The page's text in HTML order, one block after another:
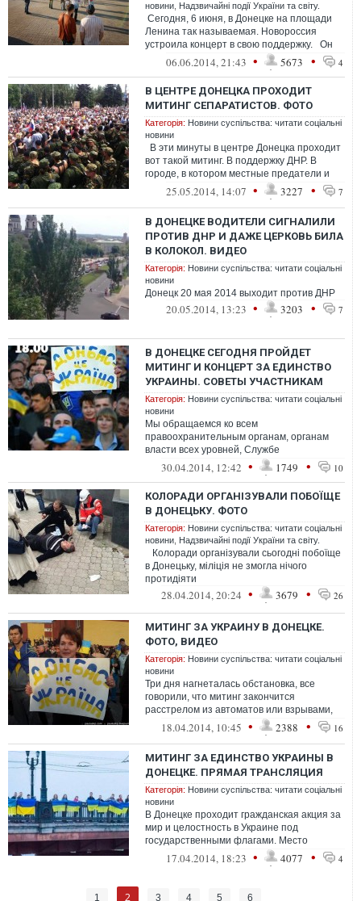
новини Надзвичайні події України та світу.
Сегодня, 6 июня, в Донецке на площади
Ленина так называемая. Новороссия
устроила концерт в свою поддержку. Он
вызвал небывалый ажиотаж
06.06.2014, 21:43 • 5673 • 4
В ЦЕНТРЕ ДОНЕЦКА ПРОХОДИТ
МИТИНГ СЕПАРАТИСТОВ. ФОТО
Категорія: Новини суспільства: читати соціальні
новини
В эти минуты в центре Донецка проходит
вот такой митинг. В поддержку ДНР. В
городе, в котором местные предатели и
жулики от власти лишили люде...
25.05.2014, 14:07 • 3227 • 7
В ДОНЕЦКЕ ВОДИТЕЛИ СИГНАЛИЛИ
ПРОТИВ ДНР И ДАЖЕ ЦЕРКОВЬ БИЛА
В КОЛОКОЛ. ВИДЕО
Категорія: Новини суспільства: читати соціальні
новини
Донецк 20 мая 2014 выходит против ДНР
20.05.2014, 13:23 • 3203 • 7
В ДОНЕЦКЕ СЕГОДНЯ ПРОЙДЕТ
МИТИНГ И КОНЦЕРТ ЗА ЕДИНСТВО
УКРАИНЫ. СОВЕТЫ УЧАСТНИКАМ
Категорія: Новини суспільства: читати соціальні
новини
Мы обращаемся ко всем
правоохранительным органам, органам
власти всех уровней, Службе
безопасности Украины с просьбой
защитить мирное собрание 30 апре...
30.04.2014, 12:42 • 1749 • 10
КОЛОРАДИ ОРГАНІЗУВАЛИ ПОБОЇЩЕ
В ДОНЕЦЬКУ. ФОТО
Категорія: Новини суспільства: читати соціальні
новини Надзвичайні події України та світу.
Колоради організували сьогодні побоїще
в Донецьку, міліція не змогла нічого
протидіяти
28.04.2014, 20:24 • 3679 • 26
МИТИНГ ЗА УКРАИНУ В ДОНЕЦКЕ.
ФОТО, ВИДЕО
Категорія: Новини суспільства: читати соціальні
новини
Три дня нагнеталась обстановка, все
говорили, что митинг закончится
расстрелом из автоматов или взрывами,
так как регион наводнен нелегальным
18.04.2014, 10:45 • 2388 • 16
МИТИНГ ЗА ЕДИНСТВО УКРАИНЫ В
ДОНЕЦКЕ. ПРЯМАЯ ТРАНСЛЯЦИЯ
Категорія: Новини суспільства: читати соціальні
новини
В Донецке проходит гражданская акция за
мир и целостность в Украине под
государственными флагами. Место
проведения бульвар Шевченко (возле
17.04.2014, 18:23 • 4077 • 4
1 2 3 4 5 6